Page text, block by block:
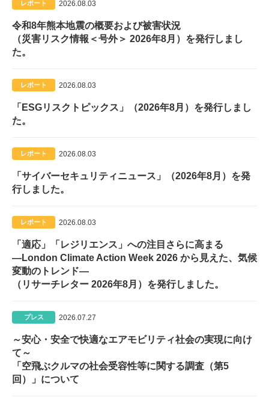
レポート 2026.08.03
令和8年熊本地震の概要および被害状況
（災害リスク情報＜号外＞ 2026年8月）を発行しまし
た。
レポート 2026.08.03
「ESGリスクトピックス」（2026年8月）を発行しまし
た。
レポート 2026.08.03
「サイバーセキュリティニュース」（2026年8月）を発
行しました。
レポート 2026.08.03
「適応」「レジリエンス」への注目さらに高まる
―London Climate Action Week 2026 から見えた、気候
変動のトレンド—
（リサーチレター 2026年8月）を発行しました。
プレス 2026.07.27
～安心・安全で快適なエアモビリティ社会の実現に向け
て～
「空飛ぶクルマの社会受容性等に関する調査（第5
回）」について